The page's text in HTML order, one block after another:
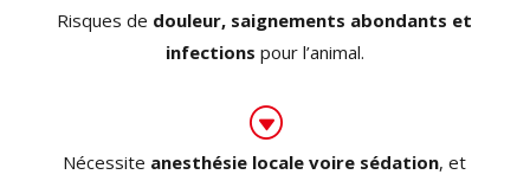
Risques de douleur, saignements abondants et
infections pour l’animal.
G
Nécessite anesthésie locale voire sédation, et